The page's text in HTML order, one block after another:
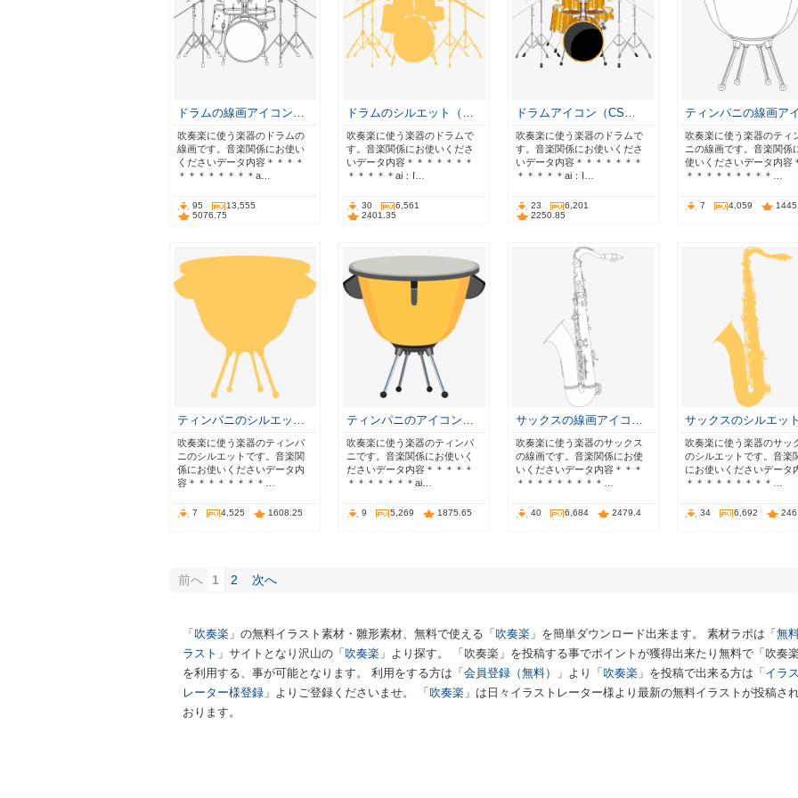
ドラムの線画アイコン…
吹奏楽に使う楽器のドラムの
線画です。音楽関係にお使い
くださいデータ内容＊＊＊＊
＊＊＊＊＊＊＊＊a…
95
13,555
5076.75
ドラムのシルエット（…
吹奏楽に使う楽器のドラムで
す。音楽関係にお使いくださ
いデータ内容＊＊＊＊＊＊＊
＊＊＊＊＊ai：I…
30
6,561
2401.35
ドラムアイコン（CS…
吹奏楽に使う楽器のドラムで
す。音楽関係にお使いくださ
いデータ内容＊＊＊＊＊＊＊
＊＊＊＊＊ai：I…
23
6,201
2250.85
ティンパニの線画ア
吹奏楽に使う楽器のティ
ニの線画です。音楽関係
使いくださいデータ内容
＊＊＊＊＊＊＊＊＊…
7 4,059
ティンパニのシルエッ…
吹奏楽に使う楽器のティンパ
ニのシルエットです。音楽関
係にお使いくださいデータ内
容＊＊＊＊＊＊＊＊…
7 4,525 1608.25
ティンパニのアイコン…
吹奏楽に使う楽器のティンパ
ニです。音楽関係にお使いく
ださいデータ内容＊＊＊＊＊
＊＊＊＊＊＊＊ai…
9 5,269 1875.65
サックスの線画アイコ…
吹奏楽に使う楽器のサックス
の線画です。音楽関係にお使
いくださいデータ内容＊＊＊
＊＊＊＊＊＊＊＊＊…
40 6,684 2479.4
サックスのシルエッ
吹奏楽に使う楽器のサッ
のシルエットです。音楽
にお使いくださいデータ
＊＊＊＊＊＊＊＊＊…
34 6,692
前へ 1 2 次へ
「 吹奏楽 」の無料イラスト素材・雛形素材、無料で使える「 吹奏楽 」を簡単ダウンロード出来ます。 素材ラボは「 無
ラスト 」サイトとなり沢山の「 吹奏楽 」より探す。 「吹奏楽」を投稿する事でポイントが獲得出来たり無料で「吹奏楽
を利用する、事が可能となります。 利用をする方は「 会員登録（無料） 」より「 吹奏楽 」を投稿で出来る方は「 イラ
レーター様登録 」よりご登録くださいませ。 「 吹奏楽 」は日々イラストレーター様より最新の無料イラストが投稿さ
おります。